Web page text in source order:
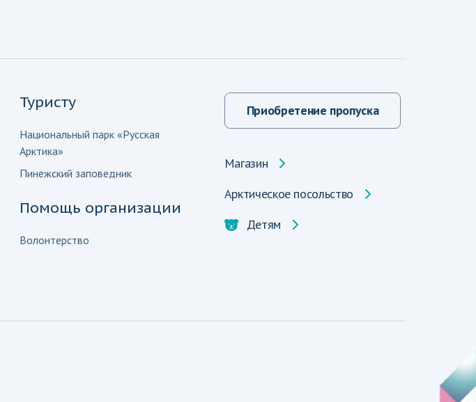
Туристу
Национальный парк «Русская
Арктика»
Пинежский заповедник
Помощь организации
Волонтерство
Приобретение пропуска
Магазин
Арктическое посольство
Детям